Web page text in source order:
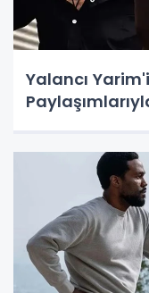
Yalancı